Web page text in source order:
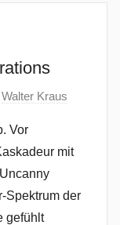
Walter Kraus
Vor
mit
Spektrum der
gefühlt